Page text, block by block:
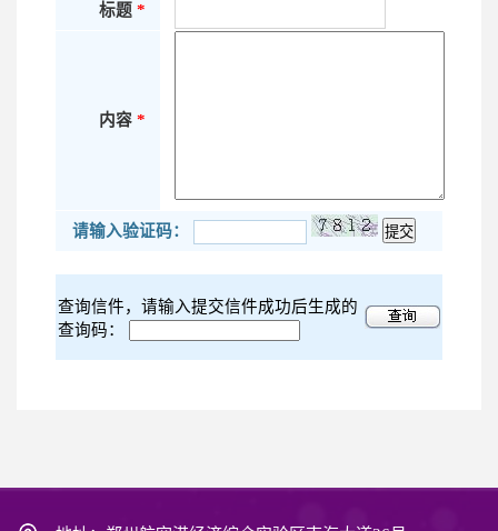
标题 *
内容 *
请输入验证码：
查询信件，请输入提交信件成功后生成的
查询码：